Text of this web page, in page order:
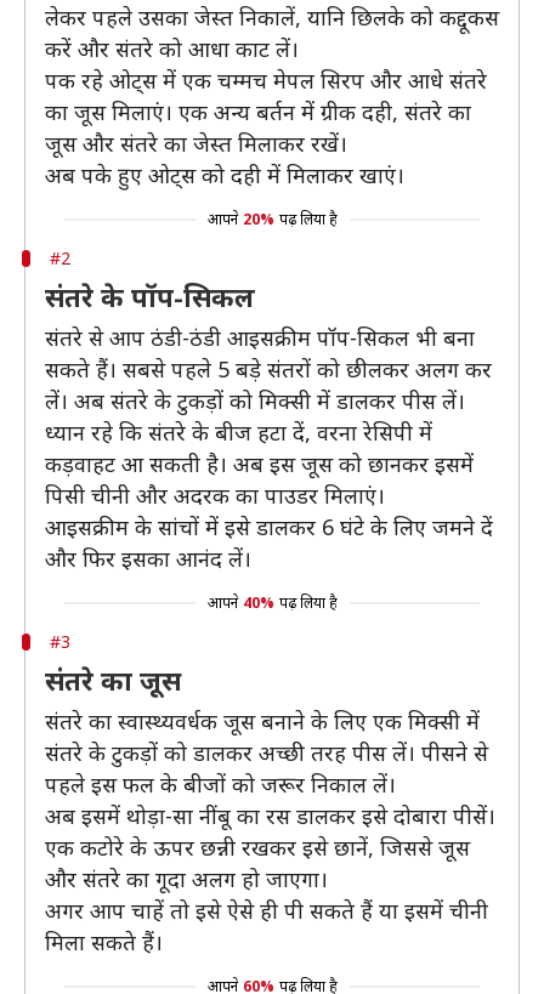
लेकर पहले उसका जेस्त निकालें, यानि छिलके को कद्दूकस
करें और संतरे को आधा काट लें।
पक रहे ओट्स में एक चम्मच मेपल सिरप और आधे संतरे
का जूस मिलाएं। एक अन्य बर्तन में ग्रीक दही, संतरे का
जूस और संतरे का जेस्त मिलाकर रखें।
अब पके हुए ओट्स को दही में मिलाकर खाएं।
आपने 20% पढ़ लिया है
#2
संतरे के पॉप-सिकल
संतरे से आप ठंडी-ठंडी आइसक्रीम पॉप-सिकल भी बना
सकते हैं। सबसे पहले 5 बड़े संतरों को छीलकर अलग कर
लें। अब संतरे के टुकड़ों को मिक्सी में डालकर पीस लें।
ध्यान रहे कि संतरे के बीज हटा दें, वरना रेसिपी में
कड़वाहट आ सकती है। अब इस जूस को छानकर इसमें
पिसी चीनी और अदरक का पाउडर मिलाएं।
आइसक्रीम के सांचों में इसे डालकर 6 घंटे के लिए जमने दें
और फिर इसका आनंद लें।
आपने 40% पढ़ लिया है
#3
संतरे का जूस
संतरे का स्वास्थ्यवर्धक जूस बनाने के लिए एक मिक्सी में
संतरे के टुकड़ों को डालकर अच्छी तरह पीस लें। पीसने से
पहले इस फल के बीजों को जरूर निकाल लें।
अब इसमें थोड़ा-सा नींबू का रस डालकर इसे दोबारा पीसें।
एक कटोरे के ऊपर छन्नी रखकर इसे छानें, जिससे जूस
और संतरे का गूदा अलग हो जाएगा।
अगर आप चाहें तो इसे ऐसे ही पी सकते हैं या इसमें चीनी
मिला सकते हैं।
आपने 60% पढ़ लिया है